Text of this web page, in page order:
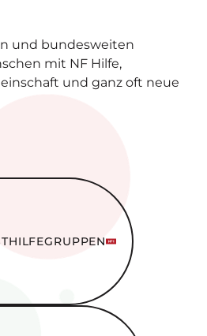
und bundesweiten
mit NF Hilfe,
und ganz oft neue